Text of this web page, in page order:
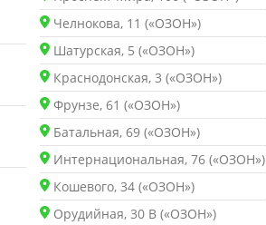
Челнокова, 11 («ОЗОН»)
Шатурская, 5 («ОЗОН»)
Краснодонская, 3 («ОЗОН»)
Фрунзе, 61 («ОЗОН»)
Батальная, 69 («ОЗОН»)
Интернациональная, 76 («ОЗОН»)
Кошевого, 34 («ОЗОН»)
Орудийная, 30 В («ОЗОН»)